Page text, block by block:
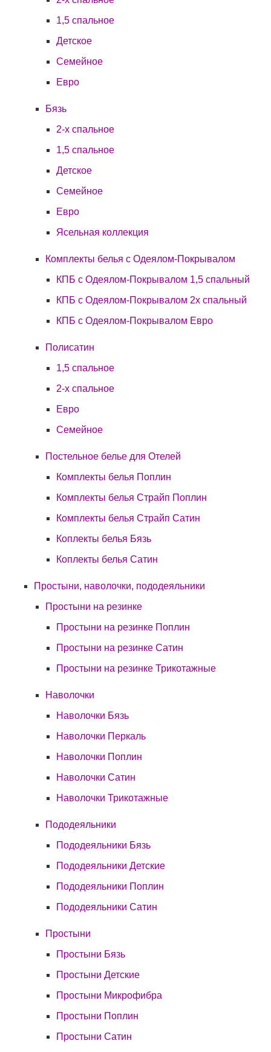
1,5 спальное
Детское
Семейное
Евро
Бязь
2-х спальное
1,5 спальное
Детское
Семейное
Евро
Ясельная коллекция
Комплекты белья с Одеялом-Покрывалом
КПБ с Одеялом-Покрывалом 1,5 спальный
КПБ с Одеялом-Покрывалом 2х спальный
КПБ с Одеялом-Покрывалом Евро
Полисатин
1,5 спальное
2-х спальное
Евро
Семейное
Постельное белье для Отелей
Комплекты белья Поплин
Комплекты белья Страйп Поплин
Комплекты белья Страйп Сатин
Коплекты белья Бязь
Коплекты белья Сатин
Простыни, наволочки, пододеяльники
Простыни на резинке
Простыни на резинке Поплин
Простыни на резинке Сатин
Простыни на резинке Трикотажные
Наволочки
Наволочки Бязь
Наволочки Перкаль
Наволочки Поплин
Наволочки Сатин
Наволочки Трикотажные
Пододеяльники
Пододеяльники Бязь
Пододеяльники Детские
Пододеяльники Поплин
Пододеяльники Сатин
Простыни
Простыни Бязь
Простыни Детские
Простыни Микрофибра
Простыни Поплин
Простыни Сатин